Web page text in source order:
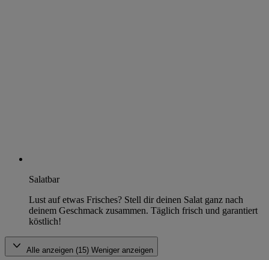
Salatbar
Lust auf etwas Frisches? Stell dir deinen Salat ganz nach
deinem Geschmack zusammen. Täglich frisch und garantiert
köstlich!
Alle anzeigen (15) Weniger anzeigen